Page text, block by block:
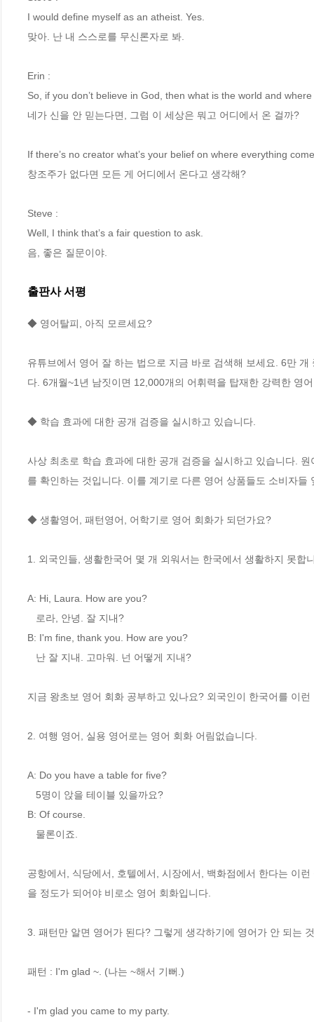
I would define myself as an atheist. Yes.
맞아. 난 내 스스로를 무신론자로 봐.
Erin :
So, if you don’t believe in God, then what is the world and
네가 신을 안 믿는다면, 그럼 이 세상은 뭐고 어디에서 온 걸까?
If there’s no creator what’s your belief on where everything
창조주가 없다면 모든 게 어디에서 온다고 생각해?
Steve :
Well, I think that’s a fair question to ask.
음, 좋은 질문이야.
출판사 서평
◆ 영어탈피, 아직 모르세요?
유튜브에서 영어 잘 하는 법으로 지금 바로 검색해 보세요. 6만
다. 6개월~1년 남짓이면 12,000개의 어휘력을 탑재한 강력한 영
◆ 학습 효과에 대한 공개 검증을 실시하고 있습니다.
사상 최초로 학습 효과에 대한 공개 검증을 실시하고 있습니다.
를 확인하는 것입니다. 이를 계기로 다른 영어 상품들도 소비자
◆ 생활영어, 패턴영어, 어학기로 영어 회화가 되던가요?
1. 외국인들, 생활한국어 몇 개 외워서는 한국에서 생활하지 못합
A: Hi, Laura. How are you?
B: I'm fine, thank you. How are you?
지금 왕초보 영어 회화 공부하고 있나요? 외국인이 한국어를 이
2. 여행 영어, 실용 영어로는 영어 회화 어림없습니다.
A: Do you have a table for five?
B: Of course.
공항에서, 식당에서, 호텔에서, 시장에서, 백화점에서 한다는 이
을 정도가 되어야 비로소 영어 회화입니다.
3. 패턴만 알면 영어가 된다? 그렇게 생각하기에 영어가 안 되는
패턴 : I'm glad ~. (나는 ~해서 기뻐.)
- I'm glad you came to my party.